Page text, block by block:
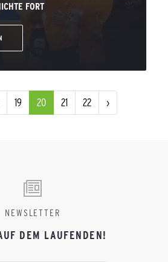
FORT
19 20 21 22 ›
NEWSLETTER
DEM LAUFENDEN!